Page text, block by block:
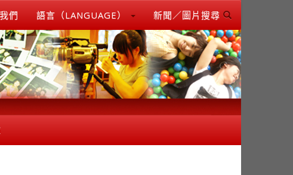
們 語言（LANGUAGE） 新聞／圖片搜尋